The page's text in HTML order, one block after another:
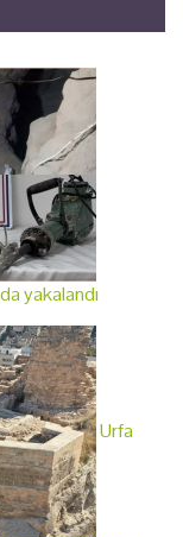
yakalandı
Urfa